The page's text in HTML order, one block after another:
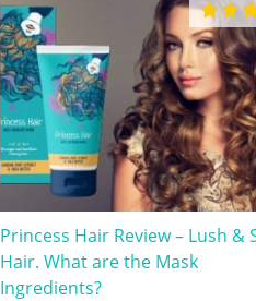
Princess Hair Review – Lush &
Hair. What are the Mask
Ingredients?